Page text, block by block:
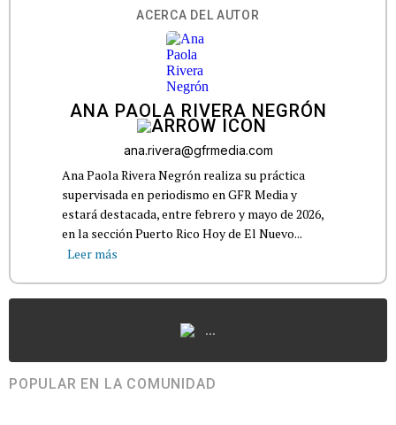
ACERCA DEL AUTOR
ANA PAOLA RIVERA NEGRÓN
ana.rivera@gfrmedia.com
Ana Paola Rivera Negrón realiza su práctica
supervisada en periodismo en GFR Media y
estará destacada, entre febrero y mayo de 2026,
en la sección Puerto Rico Hoy de El Nuevo...
Leer más
...
POPULAR EN LA COMUNIDAD